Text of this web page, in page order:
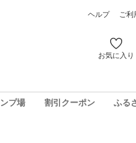
ヘルプ ご利
お気に入り
プ場 割引クーポン ふる